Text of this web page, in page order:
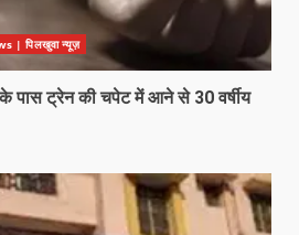
| पिलखुवा न्यूज़
पास ट्रेन की चपेट में आने से 30 वर्षीय